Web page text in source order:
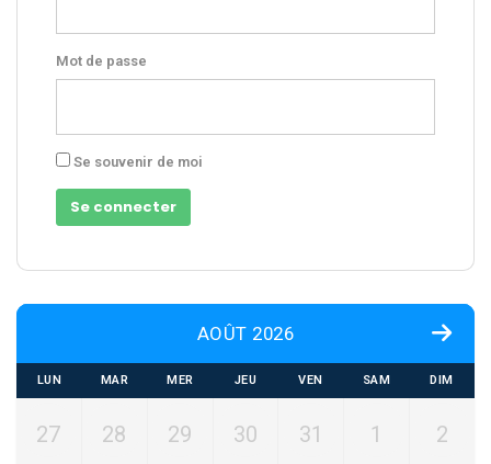
Mot de passe
Se souvenir de moi
AOÛT 2026
LUN MAR MER JEU VEN SAM DIM
27 28 29 30 31 1 2